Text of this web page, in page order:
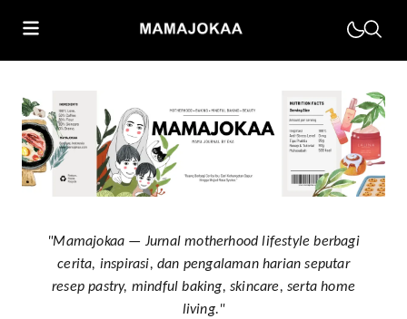
Motherhood
Parenting
Muhasabah
Kesehatan Keluarga
"Mamajokaa — Jurnal motherhood lifestyle berbagi
cerita, inspirasi, dan pengalaman harian seputar
resep pastry, mindful baking, skincare, serta home
living."